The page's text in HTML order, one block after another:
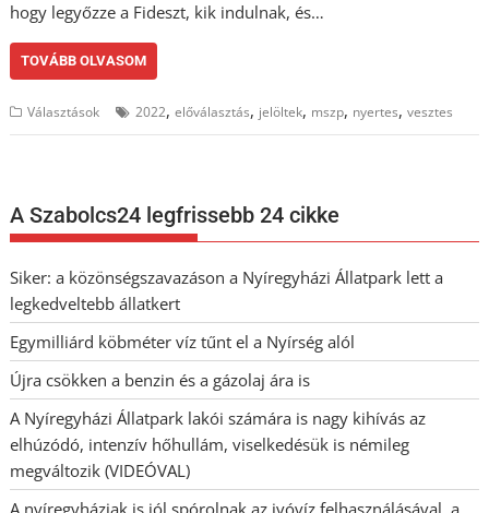
hogy legyőzze a Fideszt, kik indulnak, és…
TOVÁBB OLVASOM
Választások 2022,előválasztás, jelöltek, mszp, nyertes,vesztes
A Szabolcs24 legfrissebb 24 cikke
Siker: a közönségszavazáson a Nyíregyházi Állatpark lett a
legkedveltebb állatkert
Egymilliárd köbméter víz tűnt el a Nyírség alól
Újra csökken a benzin és a gázolaj ára is
A Nyíregyházi Állatpark lakói számára is nagy kihívás az
elhúzódó, intenzív hőhullám, viselkedésük is némileg
megváltozik (VIDEÓVAL)
A nyíregyháziak is jól spórolnak az ivóvíz felhasználásával, a